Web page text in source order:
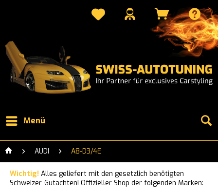
Menü
AUDI A8-D3/4E
Wichtig! Alles geliefert mit den gesetzlich benötigten
Schweizer-Gutachten! Offizieller Shop der folgenden Marken: